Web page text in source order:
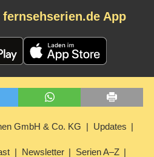
fernsehserien.de App
GmbH & Co. KG Updates
Newsletter Serien A–Z